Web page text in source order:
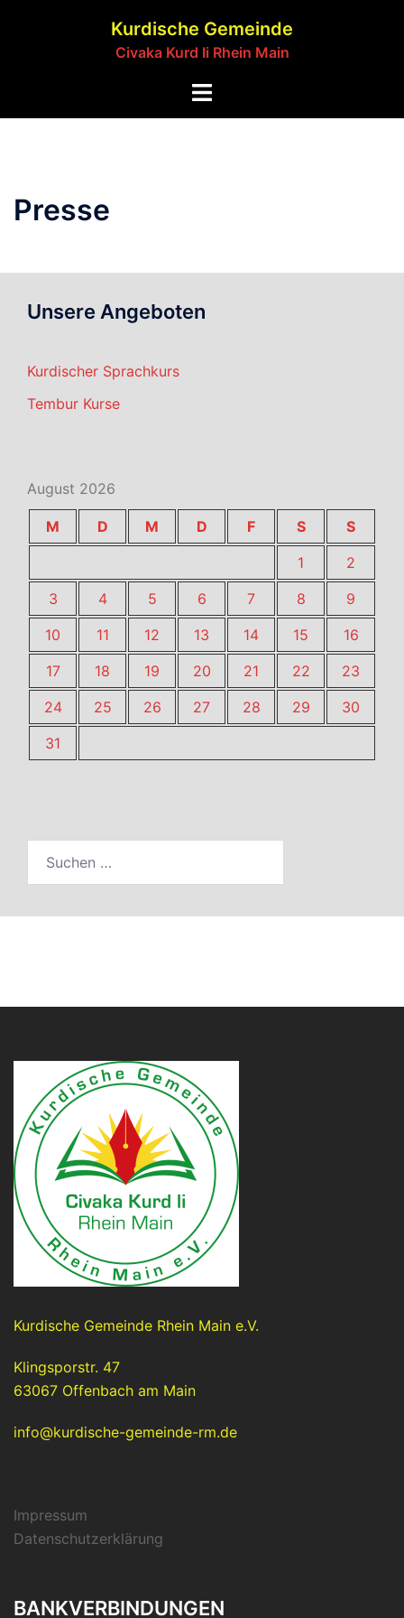
Kurdische Gemeinde
Civaka Kurd li Rhein Main
Menü
Presse
Unsere Angeboten
Kurdischer Sprachkurs
Tembur Kurse
August 2026
M D M D F S
S
1
2
3
4 5 6 7 8
9
10
11 12 13 14 15
16
17
18 19 20 21 22
23
24
25 26 27 28 29
30
31
Kurdische Gemeinde Rhein Main e.V.
Klingsporstr. 47
63067 Offenbach am Main
info@kurdische-gemeinde-rm.de
Impressum
Datenschutzerklärung
BANKVERBINDUNGEN